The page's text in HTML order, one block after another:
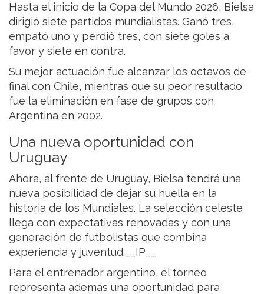
Hasta el inicio de la Copa del Mundo 2026, Bielsa
dirigió siete partidos mundialistas. Ganó tres,
empató uno y perdió tres, con siete goles a
favor y siete en contra.
Su mejor actuación fue alcanzar los octavos de
final con Chile, mientras que su peor resultado
fue la eliminación en fase de grupos con
Argentina en 2002.
Una nueva oportunidad con
Uruguay
Ahora, al frente de Uruguay, Bielsa tendrá una
nueva posibilidad de dejar su huella en la
historia de los Mundiales. La selección celeste
llega con expectativas renovadas y con una
generación de futbolistas que combina
experiencia y juventud.__IP__
Para el entrenador argentino, el torneo
representa además una oportunidad para